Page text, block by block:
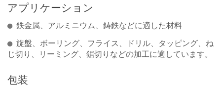
アプリケーション
鉄金属、アルミニウム、鋳鉄などに適した材料
旋盤、ボーリング、フライス、ドリル、タッピング、ね
じ切り、リーミング、鋸切りなどの加工に適しています。
包装